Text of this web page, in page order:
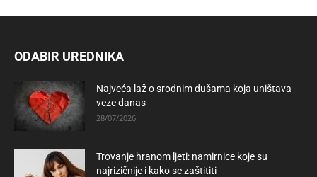
ODABIR UREDNIKA
Najveća laž o srodnim dušama koja uništava
veze danas
28/07/2026
Trovanje hranom ljeti: namirnice koje su
najrizičnije i kako se zaštititi